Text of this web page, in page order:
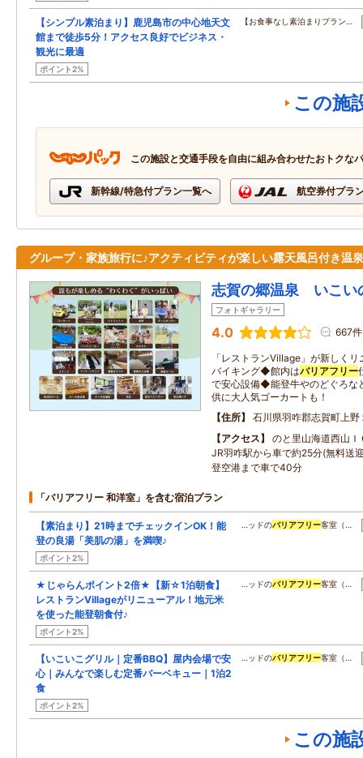
【シンプル素泊まり】鹿児島市の中心地天文
館まで徒歩5分！アクセス良好でビジネス・
観光に最適
ポイント2%
【お食事なし素泊まりプラン…
この施
この施設と交通手段を自由に組み合わせたおトクな
新幹線/特急付プラン一覧へ 航空券付プラ
グループ・家族旅行に♪アクティビティが楽しい露天風呂付き温
志賀の郷温泉 いこ
フォトギャラリー
4.0 667件
「レストランVillage」が新しく
バイキング◆館内はバリアフリー
で安心設備◆能登牛やのどぐろな
供に大人気ゴーカートも！
住所
石川県羽咋郡志賀町上野
アクセス
のと里山海道西山
JR羽咋駅から車で約25分(無料送
登空港まで車で40分
「バリアフリー 和洋室」を含む宿泊プラン
【素泊まり】21時までチェックインOK！能
登の良湯「美肌の湯」を満喫♪
ポイント2%
…ッドのバリアフリー客室（…
★じゃらんポイント2倍★【新☆1泊朝食】
レストランVillageがリニューアル！地元米
を使った能登朝食付♪
ポイント2%
…ッドのバリアフリー客室（…
【いこいこグリル｜定番BBQ】屋内会場で安
心｜みんなで楽しむ定番バーベキュー｜1泊2
食
ポイント2%
…ッドのバリアフリー客室（…
この施